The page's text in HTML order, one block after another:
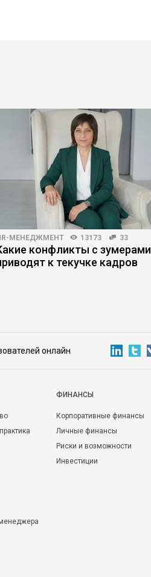
МЕНЕДЖМЕНТ 13173 33
конфликты с зумерами
к текучке кадров
онлайн
ФИНАНСЫ
Корпоративные финансы
Личные финансы
Риски и возможности
Инвестиции